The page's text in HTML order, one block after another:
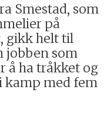
Smestad, som
på
gikk helt til
jobben som
å ha tråkket og
kamp med fem